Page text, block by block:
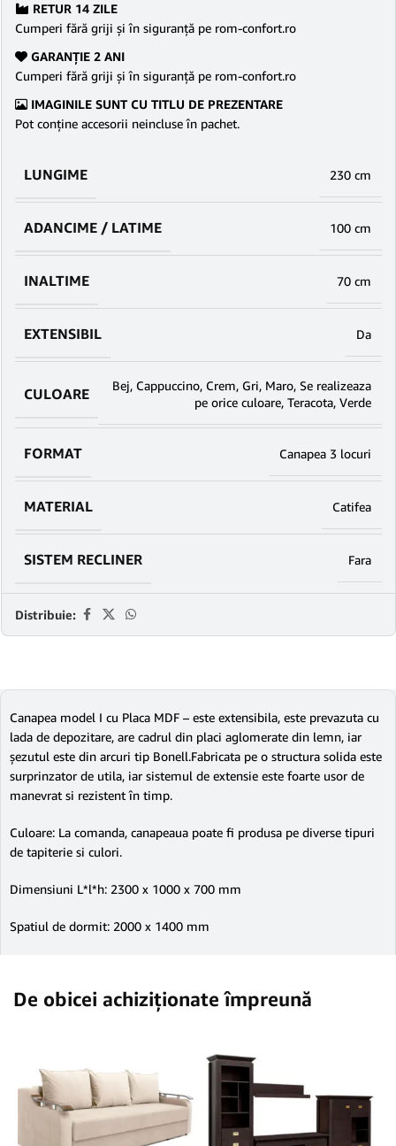
RETUR 14 ZILE
Cumperi fără griji şi în siguranţă pe rom-confort.ro
GARANŢIE 2 ANI
Cumperi fără griji şi în siguranţă pe rom-confort.ro
IMAGINILE SUNT CU TITLU DE PREZENTARE
Pot conține accesorii neincluse în pachet.
LUNGIME 230 cm
ADANCIME / LATIME 100 cm
INALTIME 70 cm
EXTENSIBIL Da
CULOARE Bej, Cappuccino, Crem, Gri, Maro, Se realizeaza
pe orice culoare, Teracota, Verde
FORMAT Canapea 3 locuri
MATERIAL Catifea
SISTEM RECLINER Fara
Distribuie:
Canapea model I cu Placa MDF – este extensibila, este prevazuta cu
lada de depozitare, are cadrul din placi aglomerate din lemn, iar
şezutul este din arcuri tip Bonell.Fabricata pe o structura solida este
surprinzator de utila, iar sistemul de extensie este foarte usor de
manevrat si rezistent în timp.
Culoare: La comanda, canapeaua poate fi produsa pe diverse tipuri
de tapiterie si culori.
Dimensiuni L*l*h: 2300 x 1000 x 700 mm
Spatiul de dormit: 2000 x 1400 mm
De obicei achiziționate împreună